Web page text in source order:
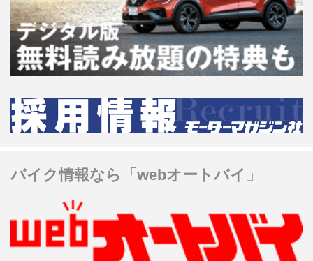
バイク情報なら「webオートバイ」